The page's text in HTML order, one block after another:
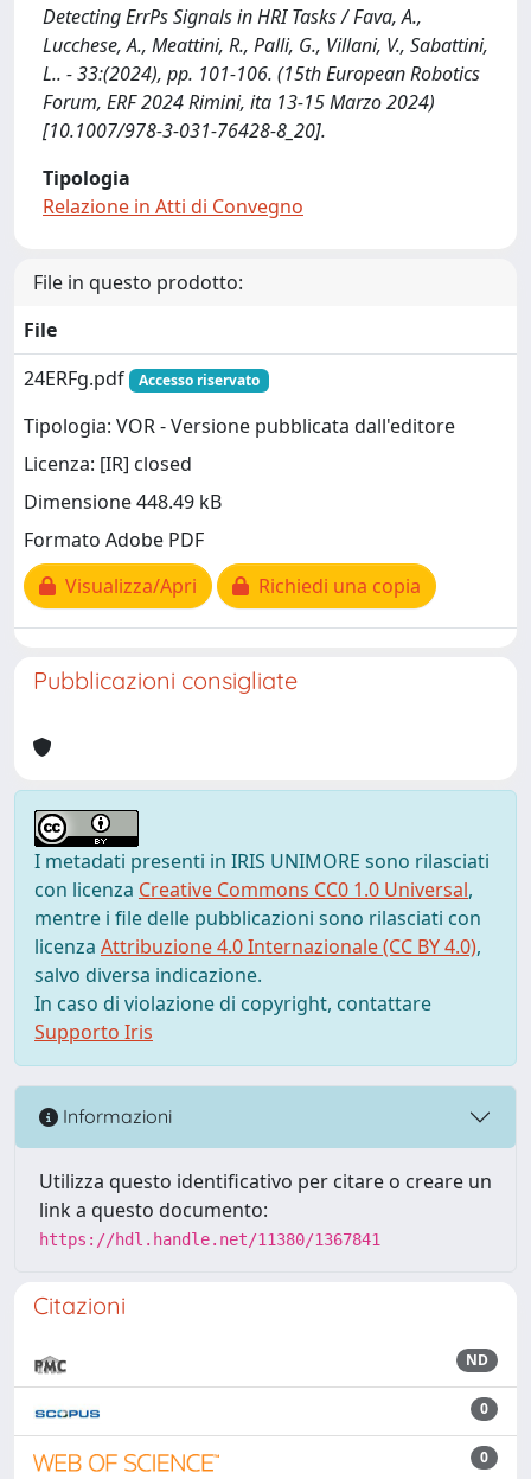
Detecting ErrPs Signals in HRI Tasks / Fava, A.,
Lucchese, A., Meattini, R., Palli, G., Villani, V., Sabattini,
L.. - 33:(2024), pp. 101-106. (15th European Robotics
Forum, ERF 2024 Rimini, ita 13-15 Marzo 2024)
[10.1007/978-3-031-76428-8_20].
Tipologia
Relazione in Atti di Convegno
File in questo prodotto:
File
24ERFg.pdf
Accesso riservato
Tipologia: VOR - Versione pubblicata dall'editore
Licenza: [IR] closed
Dimensione 448.49 kB
Formato Adobe PDF
Visualizza/Apri
Richiedi una copia
Pubblicazioni consigliate
I metadati presenti in IRIS UNIMORE sono rilasciati
con licenza Creative Commons CC0 1.0 Universal,
mentre i file delle pubblicazioni sono rilasciati con
licenza Attribuzione 4.0 Internazionale (CC BY 4.0),
salvo diversa indicazione.
In caso di violazione di copyright, contattare
Supporto Iris
Informazioni
Utilizza questo identificativo per citare o creare un
link a questo documento:
https://hdl.handle.net/11380/1367841
Citazioni
ND
0
0